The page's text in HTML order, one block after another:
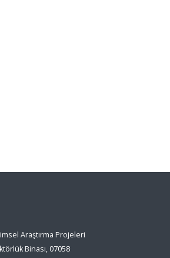
Araştırma Projeleri
Binası, 07058